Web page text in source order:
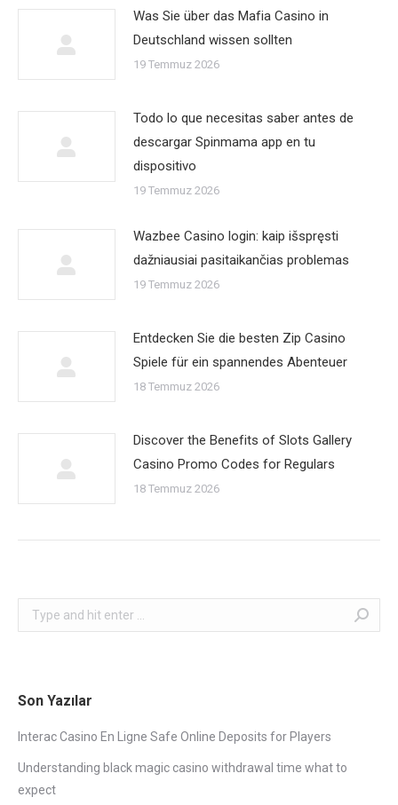
Was Sie über das Mafia Casino in
Deutschland wissen sollten
19 Temmuz 2026
Todo lo que necesitas saber antes de
descargar Spinmama app en tu
dispositivo
19 Temmuz 2026
Wazbee Casino login: kaip išspręsti
dažniausiai pasitaikančias problemas
19 Temmuz 2026
Entdecken Sie die besten Zip Casino
Spiele für ein spannendes Abenteuer
18 Temmuz 2026
Discover the Benefits of Slots Gallery
Casino Promo Codes for Regulars
18 Temmuz 2026
Search:
Son Yazılar
Interac Casino En Ligne Safe Online Deposits for Players
Understanding black magic casino withdrawal time what to
expect